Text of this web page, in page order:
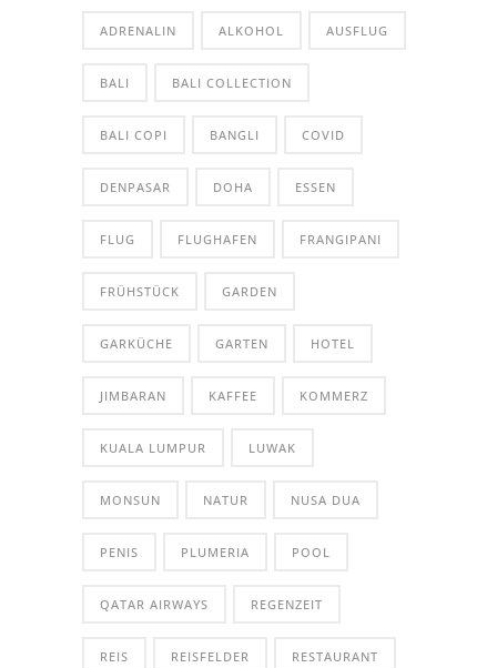
ADRENALIN ALKOHOL AUSFLUG
BALI BALI COLLECTION
BALI COPI BANGLI COVID
DENPASAR DOHA ESSEN
FLUG FLUGHAFEN FRANGIPANI
FRÜHSTÜCK GARDEN
GARKÜCHE GARTEN HOTEL
JIMBARAN KAFFEE KOMMERZ
KUALA LUMPUR LUWAK
MONSUN NATUR NUSA DUA
PENIS PLUMERIA POOL
QATAR AIRWAYS REGENZEIT
REIS REISFELDER RESTAURANT